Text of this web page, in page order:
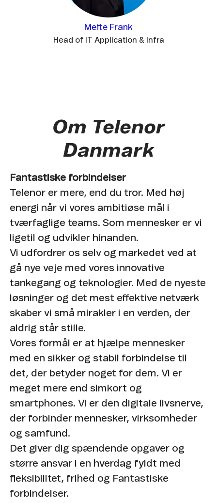
Mette Frank
Head of IT Application & Infra
Om Telenor
Danmark
Fantastiske forbindelser
Telenor er mere, end du tror. Med høj
energi når vi vores ambitiøse mål i
tværfaglige teams. Som mennesker er vi
ligetil og udvikler hinanden.​
Vi udfordrer os selv og markedet ved at
gå nye veje med vores innovative
tankegang og teknologier. Med de nyeste
løsninger og det mest effektive netværk
skaber vi små mirakler i en verden, der
aldrig står stille. ​
Vores formål er at hjælpe mennesker
med en sikker og stabil forbindelse til
det, der betyder noget for dem. Vi er
meget mere end simkort og
smartphones. Vi er den digitale livsnerve,
der forbinder mennesker, virksomheder
og samfund. ​
Det giver dig spændende opgaver og
større ansvar i en hverdag fyldt med
fleksibilitet, frihed og Fantastiske
forbindelser.